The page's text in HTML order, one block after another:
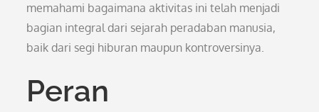
memahami bagaimana aktivitas ini telah menjadi
bagian integral dari sejarah peradaban manusia,
baik dari segi hiburan maupun kontroversinya.
Peran